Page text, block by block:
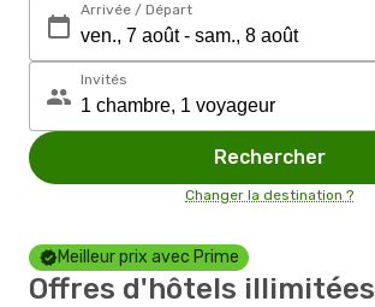
Arrivée / Départ
Invités
Rechercher
Changer la destination ?
Meilleur prix avec Prime
Offres d'hôtels illimitées